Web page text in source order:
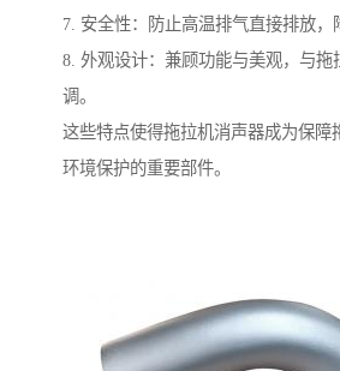
7. 安全性：防止高温排气直接排放，
8. 外观设计：兼顾功能与美观，与拖
调。
这些特点使得拖拉机消声器成为保障
环境保护的重要部件。